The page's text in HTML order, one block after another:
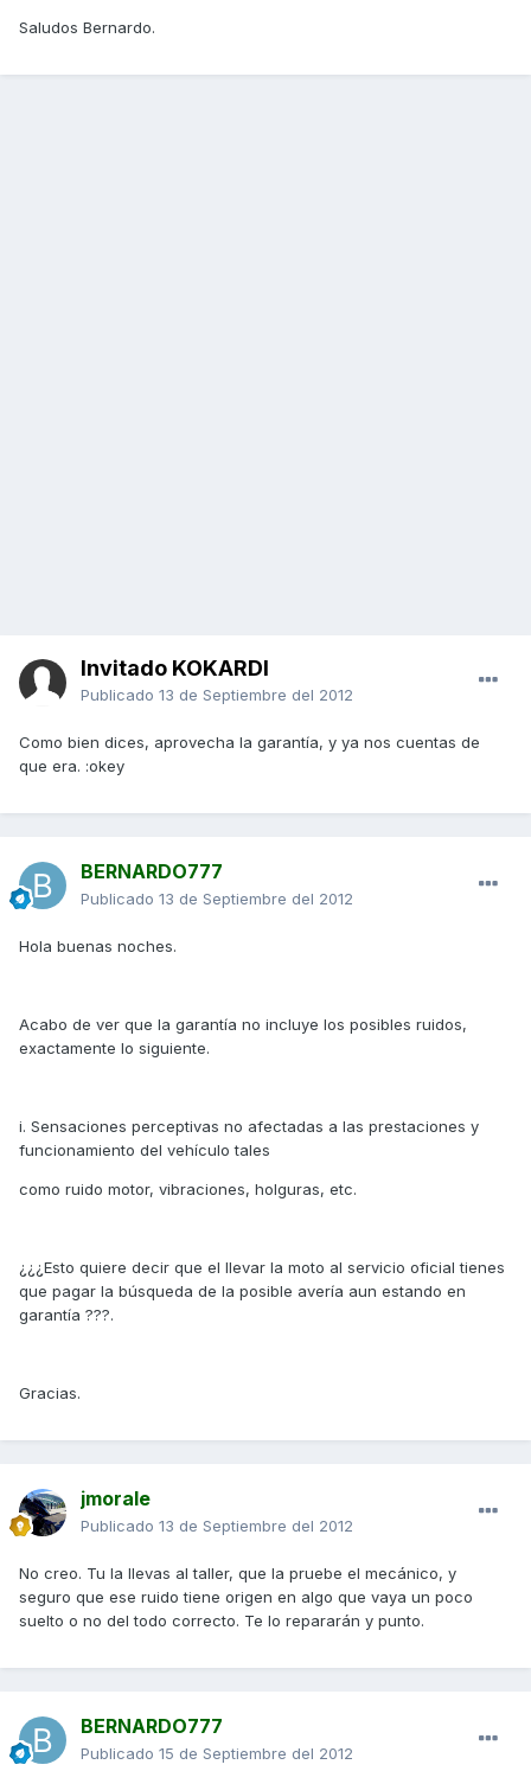
Saludos Bernardo.
Invitado KOKARDI
Publicado 13 de Septiembre del 2012
Como bien dices, aprovecha la garantía, y ya nos cuentas de
que era. :okey
BERNARDO777
Publicado 13 de Septiembre del 2012
Hola buenas noches.
Acabo de ver que la garantía no incluye los posibles ruidos,
exactamente lo siguiente.
i. Sensaciones perceptivas no afectadas a las prestaciones y
funcionamiento del vehículo tales
como ruido motor, vibraciones, holguras, etc.
¿¿¿Esto quiere decir que el llevar la moto al servicio oficial tienes
que pagar la búsqueda de la posible avería aun estando en
garantía ???.
Gracias.
jmorale
Publicado 13 de Septiembre del 2012
No creo. Tu la llevas al taller, que la pruebe el mecánico, y
seguro que ese ruido tiene origen en algo que vaya un poco
suelto o no del todo correcto. Te lo repararán y punto.
BERNARDO777
Publicado 15 de Septiembre del 2012